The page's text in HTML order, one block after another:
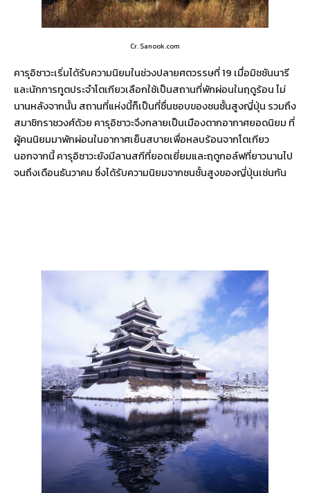
Cr. Sanook.com
คารุอิซาวะเริ่มได้รับความนิยมในช่วงปลายศตวรรษที่ 19 เมื่อมิชชันนารี
และนักการทูตประจำโตเกียวเลือกใช้เป็นสถานที่พักผ่อนในฤดูร้อน ไม่
นานหลังจากนั้น สถานที่แห่งนี้ก็เป็นที่ชื่นชอบของชนชั้นสูงญี่ปุ่น รวมถึง
สมาชิกราชวงศ์ด้วย คารุอิซาวะจึงกลายเป็นเมืองตากอากาศยอดนิยม ที่
ผู้คนนิยมมาพักผ่อนในอากาศเย็นสบายเพื่อหลบร้อนจากโตเกียว
นอกจากนี้ คารุอิซาวะยังมีลานสกีที่ยอดเยี่ยมและฤดูกอล์ฟที่ยาวนานไป
จนถึงเดือนธันวาคม ซึ่งได้รับความนิยมจากชนชั้นสูงของญี่ปุ่นเช่นกัน